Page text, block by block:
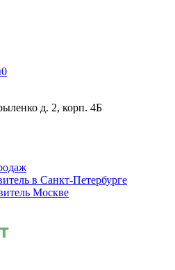
0
д. 2, корп. 4Б
в Санкт-Петербурге
Москве